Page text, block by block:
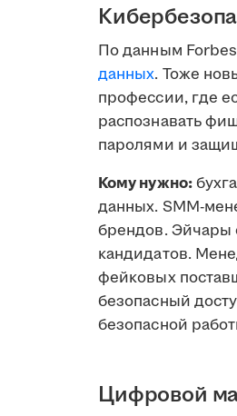
По данным
данных. Тоже
профессии, где
распознавать
паролями и
Кому нужно:
данных. SMM-
брендов. Эйчары
кандидатов.
фейковых
безопасный
безопасной
Цифровой